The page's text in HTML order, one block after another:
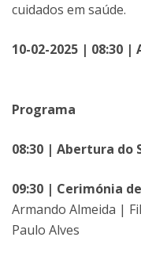
cuidados em saúde.
10-02-2025 | 08:30
Programa
08:30 | Abertura do
09:30 | Cerimónia
Armando Almeida |
Paulo Alves